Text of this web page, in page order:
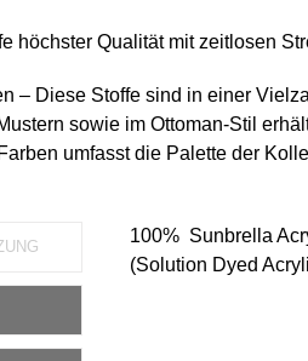
höchster Qualität mit zeitlosen
– Diese Stoffe sind in einer
sowie im Ottoman-Stil
umfasst die Palette der
100% Sunbrella
(Solution Dyed